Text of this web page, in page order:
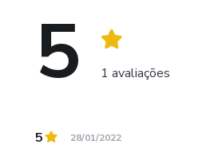
5 1 avaliações
5 28/01/2022